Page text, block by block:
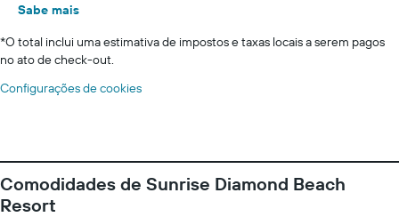
Sabe mais
*O total inclui uma estimativa de impostos e taxas locais a serem pagos
no ato de check-out.
Configurações de cookies
Comodidades de Sunrise Diamond Beach
Resort